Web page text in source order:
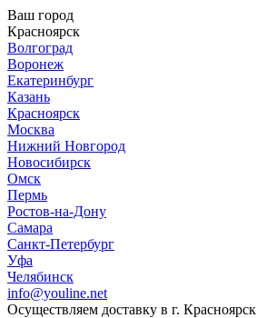
Ваш город
Красноярск
Волгоград
Воронеж
Екатеринбург
Казань
Красноярск
Москва
Нижний Новгород
Новосибирск
Омск
Пермь
Ростов-на-Дону
Самара
Санкт-Петербург
Уфа
Челябинск
info@youline.net
Осуществляем доставку в г. Красноярск